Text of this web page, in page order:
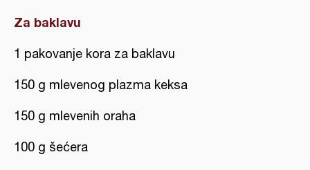
Za baklavu
1 pakovanje kora za baklavu
150 g mlevenog plazma keksa
150 g mlevenih oraha
100 g šećera